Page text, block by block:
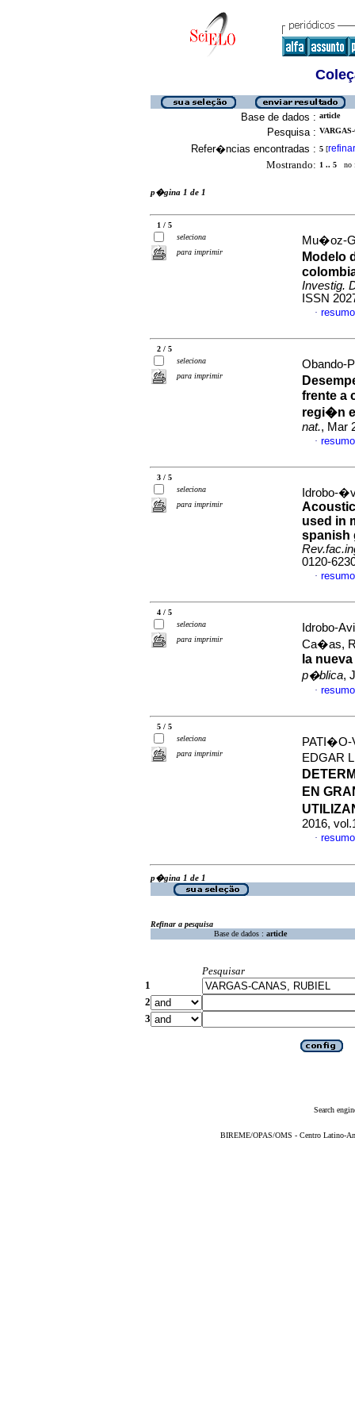
Base de dados : article
Pesquisa :
Refer�ncias encontradas : 5 [refinar
Mostrando: 1 .. 5 no
p�gina 1 de 1
1 / 5
seleciona
para imprimir
Mu�oz-
Modelo
Investig.
ISSN
·
2 / 5
seleciona
para imprimir
Obando-
frente a
regi�n
nat., Mar
·
3 / 5
seleciona
para imprimir
Idrobo-
used in
spanish
0120-
·
4 / 5
seleciona
para imprimir
Idrobo-
Ca�as,
la
p�blica,
·
5 / 5
seleciona
para imprimir
PATI�O-
EDGAR
EN
2016,
·
p�gina 1 de 1
Refinar a pesquisa
Base de dados : article
Pesquisar
1
2
3
Search
BIREME/OPAS/OMS - Centro Latino-